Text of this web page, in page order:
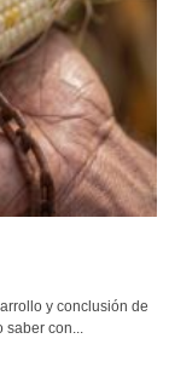
y conclusión de
con...